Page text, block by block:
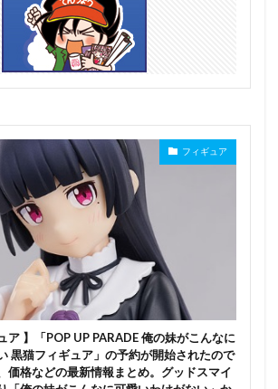
フィギュア
ア 】「POP UP PARADE 俺の妹がこんなに
黒猫フィギュア」の予約が開始されたので
価格などの最新情報まとめ。グッドスマイ